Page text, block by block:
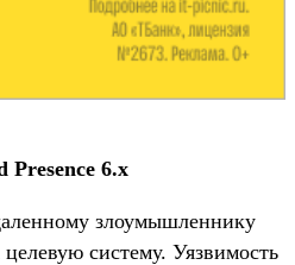
Presence 6.x
злоумышленнику
систему. Уязвимость